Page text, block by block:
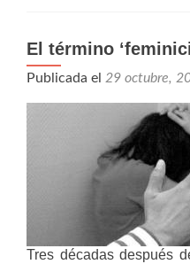
El término
Publicada el 29 octubre,
Tres décadas después